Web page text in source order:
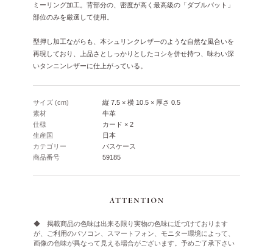
ミーリング加工。背部分の、密度が高く最高級の「ダブルバット」
部位のみを厳選して使用。
型押し加工ながらも、本シュリンクレザーのような自然な風合いを
再現しており、上品さとしっかりとしたコシを併せ持つ、味わい深
いタンニンレザーに仕上がっている。
サイズ (cm)
縦 7.5 × 横 10.5 × 厚さ 0.5
素材
牛革
仕様
カード × 2
生産国
日本
カテゴリー
パスケース
商品番号
59185
◆ 掲載商品の色味は出来る限り実物の色味に近づけております
が、ご利用のパソコン、スマートフォン、モニター環境によって、
画像の色味が異なって見える場合がございます。予めご了承下さい